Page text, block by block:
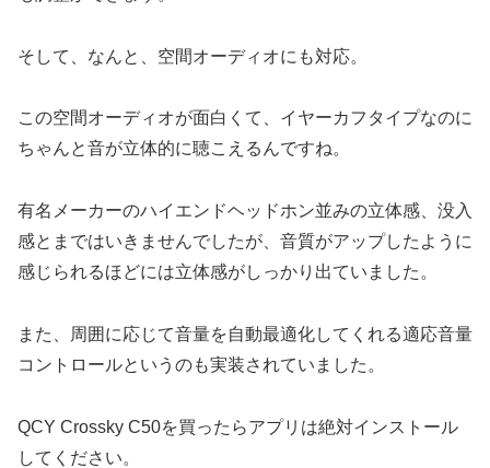
そして、なんと、空間オーディオにも対応。
この空間オーディオが面白くて、イヤーカフタイプなのに
ちゃんと音が立体的に聴こえるんですね。
有名メーカーのハイエンドヘッドホン並みの立体感、没入
感とまではいきませんでしたが、音質がアップしたように
感じられるほどには立体感がしっかり出ていました。
また、周囲に応じて音量を自動最適化してくれる適応音量
コントロールというのも実装されていました。
QCY Crossky C50を買ったらアプリは絶対インストール
してください。